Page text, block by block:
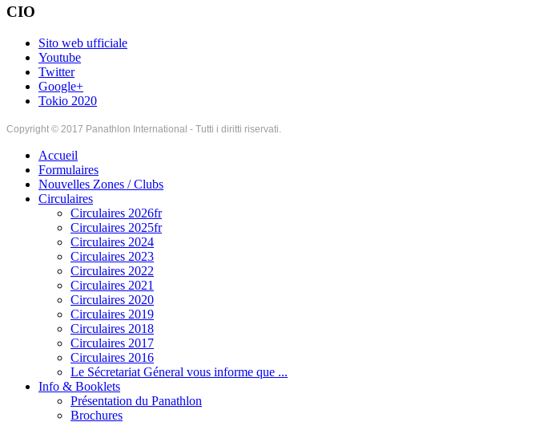
CIO
Sito web ufficiale
Youtube
Twitter
Google+
Tokio 2020
Copyright © 2017 Panathlon International - Tutti i diritti riservati.
Accueil
Formulaires
Nouvelles Zones / Clubs
Circulaires
Circulaires 2026fr
Circulaires 2025fr
Circulaires 2024
Circulaires 2023
Circulaires 2022
Circulaires 2021
Circulaires 2020
Circulaires 2019
Circulaires 2018
Circulaires 2017
Circulaires 2016
Le Sécretariat Géneral vous informe que ...
Info & Booklets
Présentation du Panathlon
Brochures